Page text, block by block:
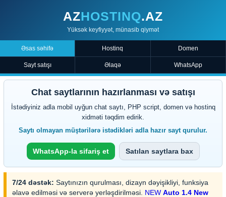
AZHOSTINQ.AZ
Yüksək keyfiyyət, münasib qiymət
Əsas səhifə Hostinq Domen
Sayt satışı Əlaqə WhatsApp
Chat saytlarının hazırlanması və satışı
İstədiyiniz adla mobil uyğun chat saytı, PHP script, domen və hostinq
xidməti təqdim edirik.
Saytı olmayan müştərilərə istədikləri adla hazır sayt qurulur.
WhatsApp-la sifariş et Satılan saytlara bax
7/24 dəstək: Saytınızın qurulması, dizayn dəyişikliyi, funksiya
əlavə edilməsi və serverə yerləşdirilməsi. NEW Auto 1.4 New